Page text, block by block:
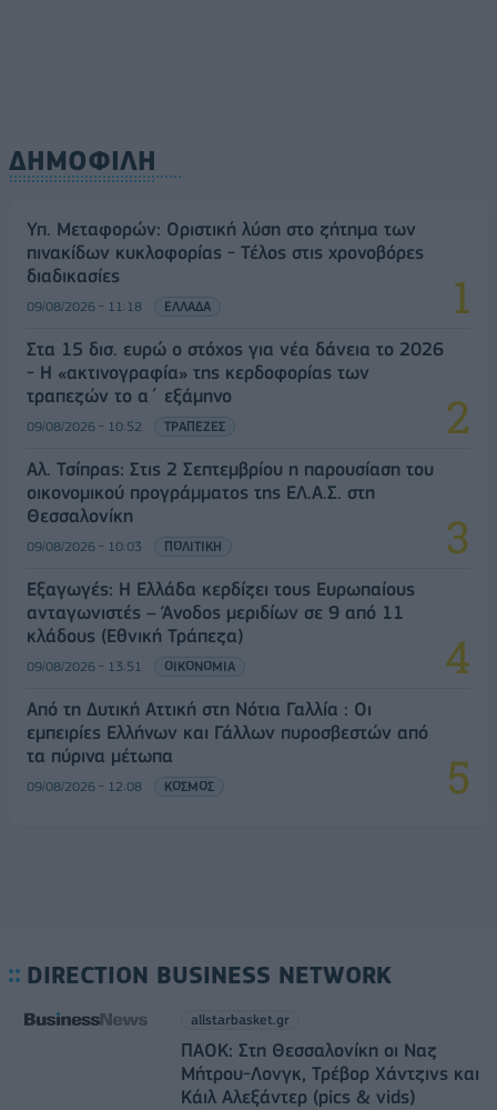
ΔΗΜΟΦΙΛΗ
Υπ. Μεταφορών: Οριστική λύση στο ζήτημα των
πινακίδων κυκλοφορίας - Τέλος στις χρονοβόρες
διαδικασίες
09/08/2026 - 11:18 ΕΛΛΑΔΑ
Στα 15 δισ. ευρώ ο στόχος για νέα δάνεια το 2026
- Η «ακτινογραφία» της κερδοφορίας των
τραπεζών το α΄ εξάμηνο
09/08/2026 - 10:52 ΤΡΑΠΕΖΕΣ
Αλ. Τσίπρας: Στις 2 Σεπτεμβρίου η παρουσίαση του
οικονομικού προγράμματος της ΕΛ.Α.Σ. στη
Θεσσαλονίκη
09/08/2026 - 10:03 ΠΟΛΙΤΙΚΗ
Εξαγωγές: Η Ελλάδα κερδίζει τους Ευρωπαίους
ανταγωνιστές – Άνοδος μεριδίων σε 9 από 11
κλάδους (Εθνική Τράπεζα)
09/08/2026 - 13:51 ΟΙΚΟΝΟΜΙΑ
Από τη Δυτική Αττική στη Νότια Γαλλία : Οι
εμπειρίες Ελλήνων και Γάλλων πυροσβεστών από
τα πύρινα μέτωπα
09/08/2026 - 12:08 ΚΟΣΜΟΣ
DIRECTION BUSINESS NETWORK
allstarbasket.gr
ΠΑΟΚ: Στη Θεσσαλονίκη οι Ναζ
Μήτρου-Λονγκ, Τρέβορ Χάντζινς και
Κάιλ Αλεξάντερ (pics & vids)